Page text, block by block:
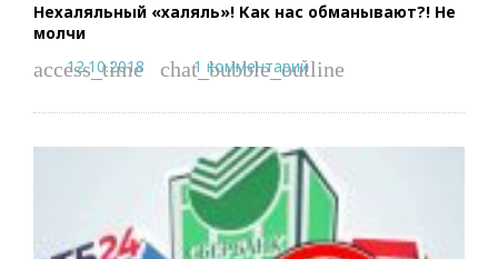
Нехаляльный «халяль»! Как нас обманывают?! Не
молчи
access_time
12.10.2018 chat_bubble_outline
1 комментарий